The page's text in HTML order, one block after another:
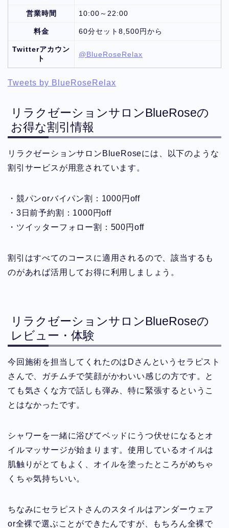
営業時間 10:00～22:00
料金 60分セット8,500円から
Twitterアカウン
ト
@BlueRoseRelax
Tweets by BlueRoseRelax
リラクゼーションサロンBlueRoseの
お得な割引情報
リラクゼーションサロンBlueRoseには、以下のような
割引サービスが用意されています。
・競パンorバイパン割：1000円off
・3日前予約割：1000円off
・ツイッターフォロー割：500円off
割引はすべてのコースに適用されるので、該当するも
のがあれば活用してお得に利用しましょう。
リラクゼーションサロンBlueRoseの
レビュー・体験
今回施術を担当してくれたのはDさんというセラピスト
さんで、ガチムチで笑顔がかわいい感じの方です。と
ても気さくな方で話しも弾み、特に緊張するというこ
とはなかったです。
シャワーを一緒に浴びてベッドにうつ伏せになるとオ
イルマッサージが始まります。使用しているオイルは
肌触りがとてもよく、オイルを塗ったところがめちゃ
くちゃ気持ちいい。
ちなみにセラピストさんのスタイルはアンダーウェア
or全裸で選ぶことができたんですが、もちろん全裸で